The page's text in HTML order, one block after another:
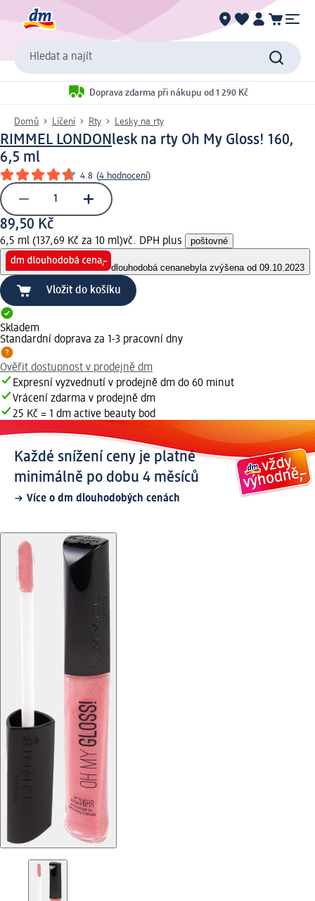
Hledat a najít
Doprava zdarma při nákupu od 1 290 Kč
Domů Líčení Rty Lesky na rty
RIMMEL LONDONlesk na rty Oh My Gloss! 160,
6,5 ml
4.8 (4 hodnocení)
89,50 Kč
6,5 ml (137,69 Kč za 10 ml)vč. DPH plus poštovné
dlouhodobá cenanebyla zvýšena od 09.10.2023
Vložit do košíku
Skladem
Standardní doprava za 1-3 pracovní dny
Ověřit dostupnost v prodejně dm
Expresní vyzvednutí v prodejně dm do 60 minut
Vrácení zdarma v prodejně dm
25 Kč = 1 dm active beauty bod
Každé snížení ceny je platné
minimálně po dobu 4 měsíců
Více o dm dlouhodobých cenách